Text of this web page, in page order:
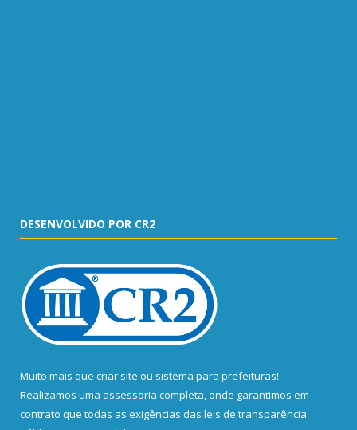
DESENVOLVIDO POR CR2
Muito mais que criar site ou sistema para prefeituras!
Realizamos uma assessoria completa, onde garantimos em
contrato que todas as exigências das leis de transparência